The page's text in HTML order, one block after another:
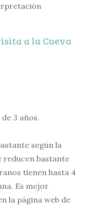
a la Cueva
3 años.
según la
reducen bastante
tienen hasta 4
Es mejor
la página web de